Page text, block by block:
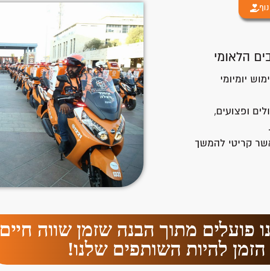
הלאומי
יומיומי
ופצועים,
קריטי להמשך
פועלים מתוך הבנה שזמן שווה חיים
הזמן להיות השותפים שלנו!